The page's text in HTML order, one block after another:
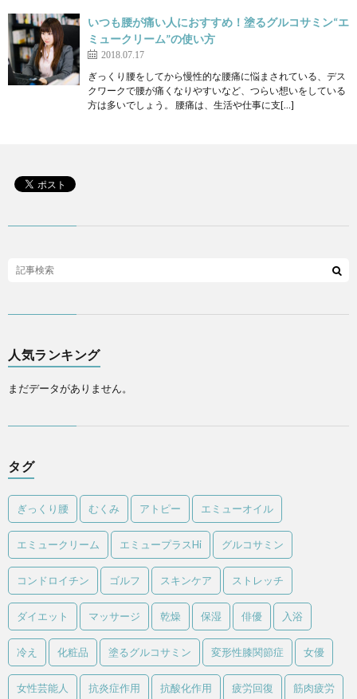
いつも腰が痛い人におすすめ！塗るグルコサミン“エ
ミュークリーム”の使い方
2018.07.17
ぎっくり腰をしてから慢性的な腰痛に悩まされている、デス
クワークで腰が痛くなりやすいなど、つらい想いをしている
方は多いでしょう。 腰痛は、生活や仕事に支[…]
人気ランキング
まだデータがありません。
タグ
ぎっくり腰 むくみ アトピー エミューオイル
エミュークリーム エミュープラスHi グルコサミン
コンドロイチン ゴルフ スキンケア ストレッチ
ダイエット マッサージ 乾燥 保湿 俳優 入浴
冷え 化粧品 塗るグルコサミン 変形性膝関節症 女優
女性芸能人 抗炎症作用 抗酸化作用 疲労回復 筋肉疲労